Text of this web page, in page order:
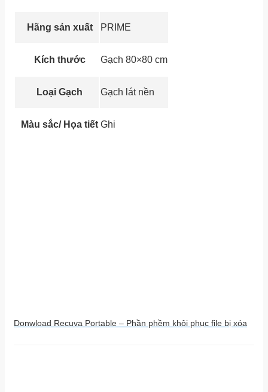
Hãng sản xuất PRIME
Kích thước Gạch 80×80 cm
Loại Gạch Gạch lát nền
Màu sắc/ Họa tiết Ghi
Donwload Recuva Portable – Phần phềm khôi phục file bị xóa